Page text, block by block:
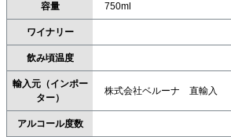
容量 750ml
ワイナリー
飲み頃温度
輸入元（インポー
ター）
株式会社ベルーナ 直輸入
アルコール度数